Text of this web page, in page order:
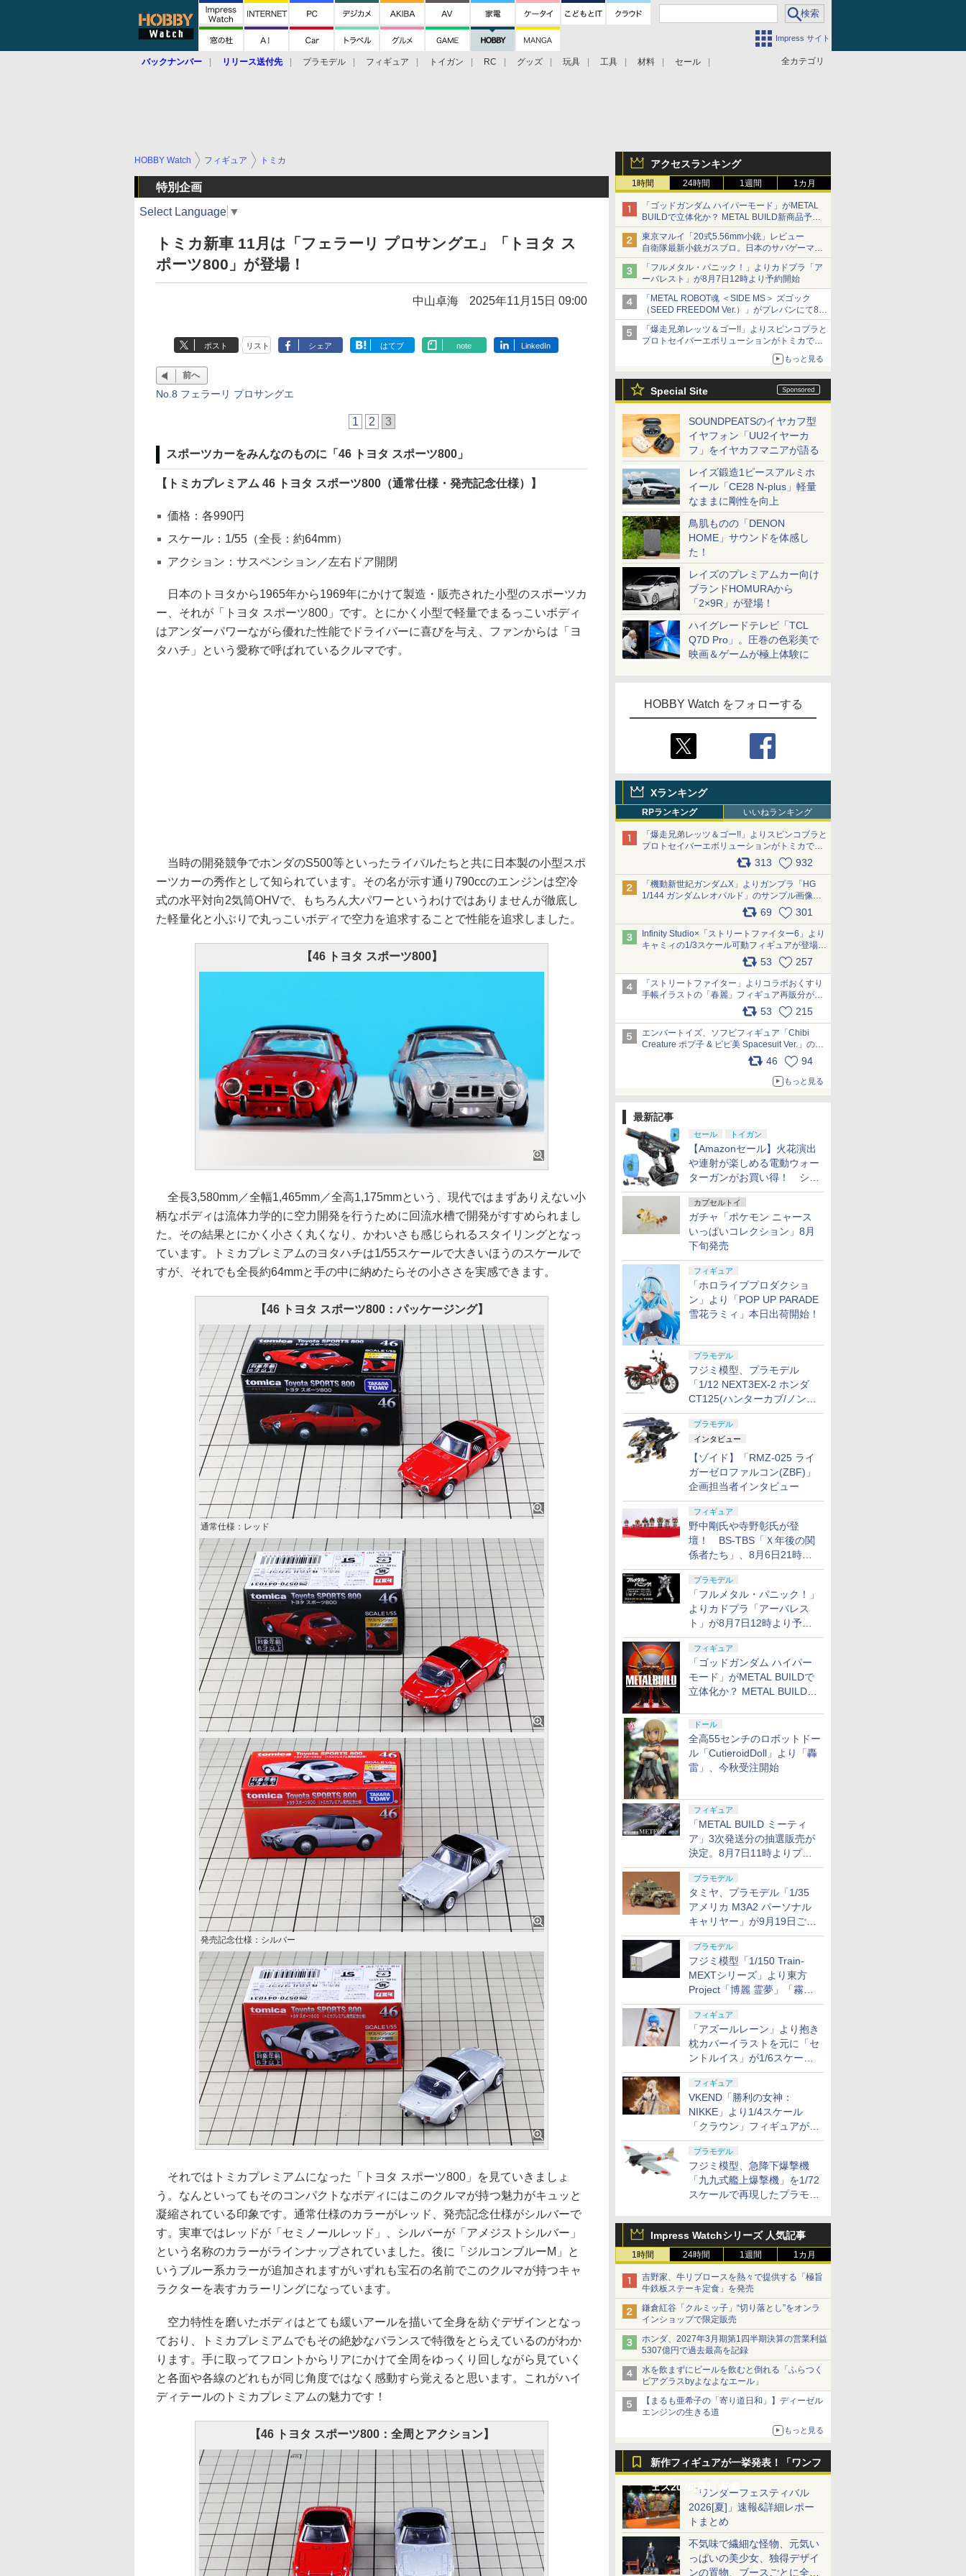
Impress サイト
全カテゴリ
バックナンバー リリース送付先 プラモデル フィギュア トイガン RC グッズ 玩具 工具 材料 セール
アクセスランキング
1時間 24時間 1週間 1カ月
「ゴッドガンダム ハイパーモード」がMETAL
BUILDで立体化か？ METAL BUILD新商品予告
が公開
東京マルイ「20式5.56mm小銃」レビュー
自衛隊最新小銃ガスブロ。日本のサバゲーマー
で本当によかった
「フルメタル・パニック！」よりカドプラ「ア
ーバレスト」が8月7日12時より予約開始
「METAL ROBOT魂 ＜SIDE MS＞ ズゴック
（SEED FREEDOM Ver.）」がプレバンにて8月
6日予約開始
「METAL ROBOT魂 ＜SIDE MS＞ キャバリア
ーアイフリッド」も同時予約開始
「爆走兄弟レッツ＆ゴー!!」よりスピンコブラと
プロトセイバーエボリューションがトミカで登
もっと見る
Special Site
SOUNDPEATSのイヤカフ型
イヤフォン「UU2イヤーカ
フ」をイヤカフマニアが語る
レイズ鍛造1ピースアルミホ
イール「CE28 N-plus」軽量
なままに剛性を向上
鳥肌ものの「DENON
HOME」サウンドを体感し
た！
レイズのプレミアムカー向け
ブランドHOMURAから
「2×9R」が登場！
ハイグレードテレビ「TCL
Q7D Pro」。圧巻の色彩美で
映画＆ゲームが極上体験に
HOBBY Watch をフォローする
Xランキング
RPランキング いいねランキング
「爆走兄弟レッツ＆ゴー!!」よりスピンコブラと
プロトセイバーエボリューションがトミカで登
場 pic.x.com/9paC75M2iL 313 932
「機動新世紀ガンダムX」よりガンプラ「HG
1/144 ガンダムレオパルド」のサンプル画像が
69 301
Infinity Studio×「ストリートファイター6」より
キャミィの1/3スケール可動フィギュアが登場
53 257
「ストリートファイター」よりコラボおくすり
手帳イラストの「春麗」フィギュア再販分が本
日出荷開始 pic.x.com/toUc1MHr41
53 215
エンバートイズ、ソフビフィギュア「Chibi
Creature ポプ子 & ピピ美 Spacesuit Ver.」の発
売中止を発表 pic.x.com/Ri45iFeYjn
46 94
もっと見る
最新記事
セール トイガン
【Amazonセール】火花演出
や連射が楽しめる電動ウォー
ターガンがお買い得！ シー
ルド付きセットや、2丁セッ
トが登場
カプセルトイ
ガチャ「ポケモン ニャース
いっぱいコレクション」8月
下旬発売
フィギュア
「ホロライブプロダクショ
ン」より「POP UP PARADE
雪花ラミィ」本日出荷開始！
プラモデル
フジミ模型、プラモデル
「1/12 NEXT3EX-2 ホンダ
CT125(ハンターカブ/ノンカ
ラー) 特別仕様(オプションパ
ーツ付き)」本日出荷開始！
プラモデル
インタビュー
【ゾイド】「RMZ-025 ライ
ガーゼロファルコン(ZBF)」
企画担当者インタビュー
フィギュア
野中剛氏や寺野彰氏が登
壇！ BS-TBS「Ｘ年後の関
係者たち」、8月6日21時放
送分のテーマは「超合金」！
プラモデル
「フルメタル・パニック！」
よりカドプラ「アーバレス
ト」が8月7日12時より予約
開始
フィギュア
「ゴッドガンダム ハイパー
モード」がMETAL BUILDで
立体化か？ METAL BUILD新
ドール
全高55センチのロボットドー
ル「CutieroidDoll」より「轟
雷」、今秋受注開始
フィギュア
「METAL BUILD ミーティ
ア」3次発送分の抽選販売が
決定。8月7日11時よりプレ
バンにて受付開始
プラモデル
タミヤ、プラモデル「1/35
アメリカ M3A2 パーソナル
キャリヤー」が9月19日ごろ
に発売
プラモデル
フジミ模型「1/150 Train-
MEXTシリーズ」より東方
Project「博麗 霊夢」「霧雨
魔理沙」のリーファーコンテ
ナが11月に発売
フィギュア
「アズールレーン」より抱き
枕カバーイラストを元に「セ
ントルイス」が1/6スケール
フィギュア化
フィギュア
VKEND「勝利の女神：
NIKKE」より1/4スケール
「クラウン」フィギュアが
2027年5月発売
プラモデル
フジミ模型、急降下爆撃機
「九九式艦上爆撃機」を1/72
スケールで再現したプラモデ
Impress Watchシリーズ 人気記事
1時間 24時間 1週間 1カ月
吉野家、牛リブロースを熱々で提供する「極旨
牛鉄板ステーキ定食」を発売
鎌倉紅谷「クルミッ子」“切り落とし”をオンラ
インショップで限定販売
ホンダ、2027年3月期第1四半期決算の営業利益
5307億円で過去最高を記録
水を飲まずにビールを飲むと倒れる「ふらつく
ビアグラスbyよなよなエール」
【まるも亜希子の「寄り道日和」】ディーゼル
エンジンの生きる道
もっと見る
新作フィギュアが一挙発表！「ワンフ
ェス2026[夏]」特集「ワンダーフェスティバル
2026[夏]」速報&詳細レポー
トまとめ
不気味で繊細な怪物、元気い
っぱいの美少女、独得デザイ
ンの置物、ブースごとに全く
HOBBY Watch フィギュア トミカ
特別企画
Select Language ▼
トミカ新車 11月は「フェラーリ プロサングエ」「トヨタ ス
ポーツ800」が登場！
中山卓海 2025年11月15日 09:00
ポスト リスト シェア はてブ note LinkedIn
前へ
No.8 フェラーリ プロサングエ
1 2 3
スポーツカーをみんなのものに「46 トヨタ スポーツ800」
【トミカプレミアム 46 トヨタ スポーツ800（通常仕様・発売記念仕様）】
価格：各990円
スケール：1/55（全長：約64mm）
アクション：サスペンション／左右ドア開閉
日本のトヨタから1965年から1969年にかけて製造・販売された小型のスポーツカ
ー、それが「トヨタ スポーツ800」です。とにかく小型で軽量でまるっこいボディ
はアンダーパワーながら優れた性能でドライバーに喜びを与え、ファンからは「ヨ
タハチ」という愛称で呼ばれているクルマです。
当時の開発競争でホンダのS500等といったライバルたちと共に日本製の小型スポ
ーツカーの秀作として知られています。その名が示す通り790ccのエンジンは空冷
式の水平対向2気筒OHVで、もちろん大パワーというわけではありませんが徹底し
た軽量化と小ぶりで丸っこいボディで空力を追求することで性能を追求しました。
【46 トヨタ スポーツ800】
全長3,580mm／全幅1,465mm／全高1,175mmという、現代ではまずありえない小
柄なボディは流体力学的に空力開発を行うために回流水槽で開発がすすめられまし
た。その結果とにかく小さく丸くなり、かわいさも感じられるスタイリングとなっ
ています。トミカプレミアムのヨタハチは1/55スケールで大きいほうのスケールで
すが、それでも全長約64mmと手の中に納めたらその小ささを実感できます。
【46 トヨタ スポーツ800：パッケージング】
通常仕様：レッド
発売記念仕様：シルバー
それではトミカプレミアムになった「トヨタ スポーツ800」を見ていきましょ
う。なんといってもそのコンパクトなボディにはこのクルマが持つ魅力がキュッと
凝縮されている印象です。通常仕様のカラーがレッド、発売記念仕様がシルバーで
す。実車ではレッドが「セミノールレッド」、シルバーが「アメジストシルバー」
という名称のカラーがラインナップされていました。後に「ジルコンブルーM」と
いうブルー系カラーが追加されますがいずれも宝石の名前でこのクルマが持つキャ
ラクターを表すカラーリングになっています。
空力特性を磨いたボディはとても緩いアールを描いて全身を紡ぐデザインとなっ
ており、トミカプレミアムでもその絶妙なバランスで特徴をとらえているのがわか
ります。手に取ってフロントからリアにかけて全周をゆっくり回しながら見ていく
と各面や各線のどれもが同じ角度ではなく感動すら覚えると思います。これがハイ
ディテールのトミカプレミアムの魅力です！
【46 トヨタ スポーツ800：全周とアクション】